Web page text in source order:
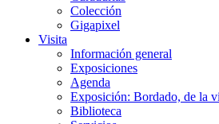
Colección
Gigapixel
Visita
Información general
Exposiciones
Agenda
Exposición: Bordado, de la
Biblioteca